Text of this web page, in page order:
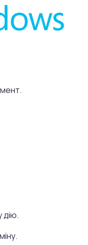
дію.